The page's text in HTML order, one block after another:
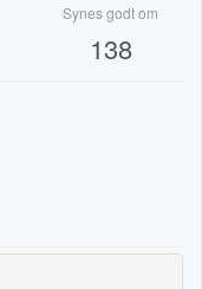
Synes godt om
138